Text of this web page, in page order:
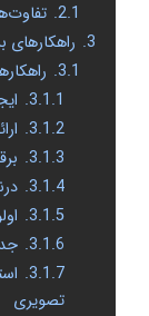
2.1.
3.
3.1.
3.1.1.
3.1.2.
3.1.3.
3.1.4.
3.1.5.
3.1.6.
3.1.7.
تصویری